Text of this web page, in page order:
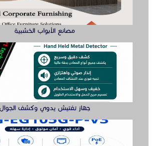
راوتر ريجي لتوفير اتصال سريع
بوابة مواقف ايطالى Came بوابه